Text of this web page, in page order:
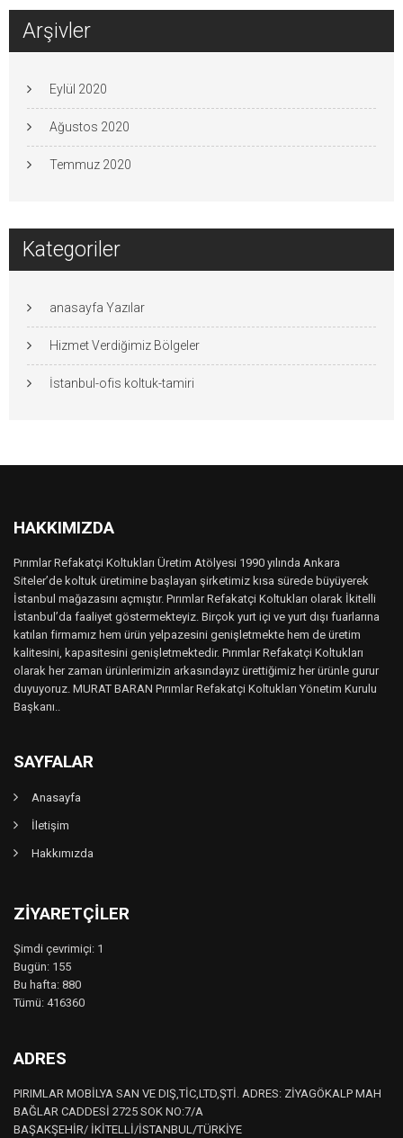
Arşivler
Eylül 2020
Ağustos 2020
Temmuz 2020
Kategoriler
anasayfa Yazılar
Hizmet Verdiğimiz Bölgeler
İstanbul-ofis koltuk-tamiri
HAKKIMIZDA
Pırımlar Refakatçi Koltukları Üretim Atölyesi 1990 yılında Ankara
Siteler’de koltuk üretimine başlayan şirketimiz kısa sürede büyüyerek
İstanbul mağazasını açmıştır. Pırımlar Refakatçi Koltukları olarak İkitelli
İstanbul’da faaliyet göstermekteyiz. Birçok yurt içi ve yurt dışı fuarlarına
katılan firmamız hem ürün yelpazesini genişletmekte hem de üretim
kalitesini, kapasitesini genişletmektedir. Pırımlar Refakatçi Koltukları
olarak her zaman ürünlerimizin arkasındayız ürettiğimiz her ürünle gurur
duyuyoruz. MURAT BARAN Pırımlar Refakatçi Koltukları Yönetim Kurulu
Başkanı..
SAYFALAR
Anasayfa
İletişim
Hakkımızda
ZIYARETÇILER
Şimdi çevrimiçi: 1
Bugün: 155
Bu hafta: 880
Tümü: 416360
ADRES
PIRIMLAR MOBİLYA SAN VE DIŞ,TİC,LTD,ŞTİ. ADRES: ZİYAGÖKALP MAH
BAĞLAR CADDESİ 2725 SOK NO:7/A
BAŞAKŞEHİR/ İKİTELLİ/İSTANBUL/TÜRKİYE